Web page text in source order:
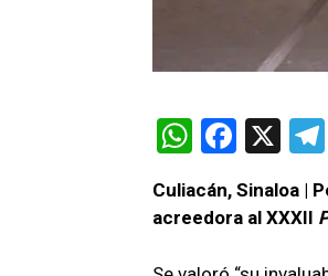
W
at
F
ce
X
Culiacán, Sinaloa |
acreedora al XXXII